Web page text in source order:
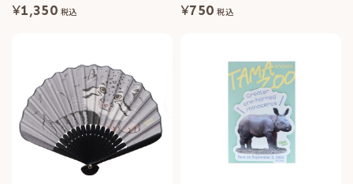
¥1,350 税込 ¥750 税込